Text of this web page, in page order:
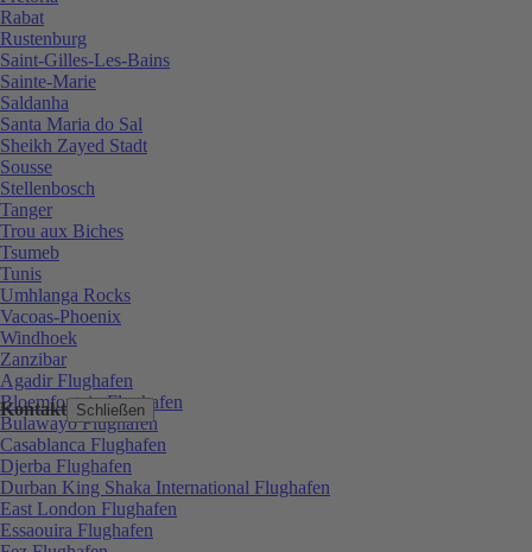
Kontakt Schließen
Rabat
Rustenburg
Saint-Gilles-Les-Bains
Sainte-Marie
Saldanha
Santa Maria do Sal
Sheikh Zayed Stadt
Sousse
Stellenbosch
Tanger
Trou aux Biches
Tsumeb
Tunis
Umhlanga Rocks
Vacoas-Phoenix
Windhoek
Zanzibar
Agadir Flughafen
Bloemfontein Flughafen
Bulawayo Flughafen
Casablanca Flughafen
Djerba Flughafen
Durban King Shaka International Flughafen
East London Flughafen
Essaouira Flughafen